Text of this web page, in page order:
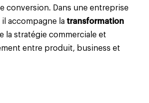
conversion. Dans une entreprise
accompagne la transformation
la stratégie commerciale et
entre produit, business et